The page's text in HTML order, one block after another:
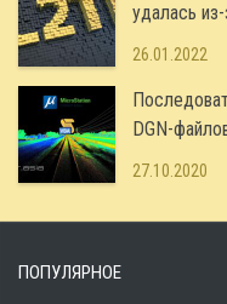
удалась
26.01.2022
DGN-
27.10.2020
ПОПУЛЯРНОЕ